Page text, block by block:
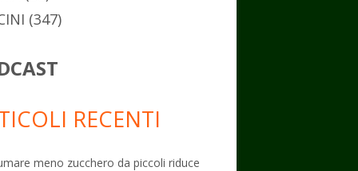
(347)
RECENTI
meno zucchero da piccoli riduce